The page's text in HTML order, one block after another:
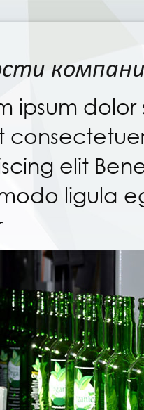
32-15
18-16
32-15
18-16
ipsum dolor
elit
ligula